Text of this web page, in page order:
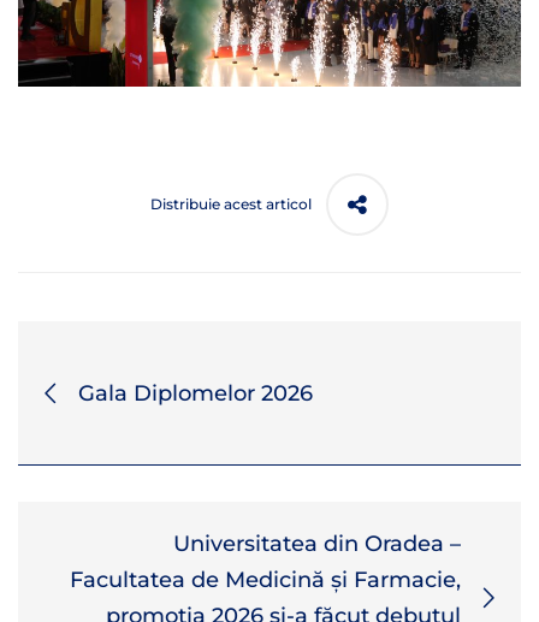
Distribuie acest articol
Gala Diplomelor 2026
Universitatea din Oradea –
Facultatea de Medicină și Farmacie,
promoția 2026 și-a făcut debutul